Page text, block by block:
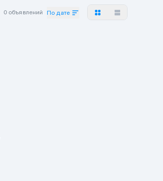
0 объявлений По дате